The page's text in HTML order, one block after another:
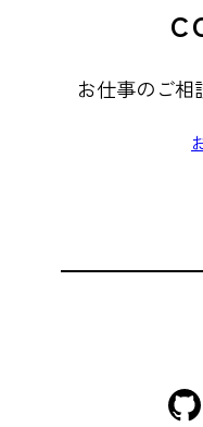
お仕事のご相